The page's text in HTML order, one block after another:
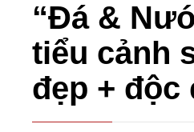
“Đá &
tiểu cảnh
đẹp + độc